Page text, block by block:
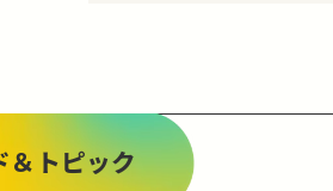
＆トピック